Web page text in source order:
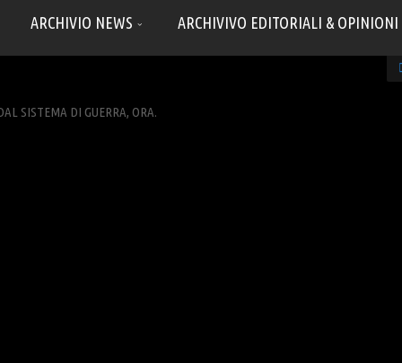
ARCHIVIO NEWS ARCHIVIVO EDITORIALI & OPINIONI
SISTEMA DI GUERRA, ORA.